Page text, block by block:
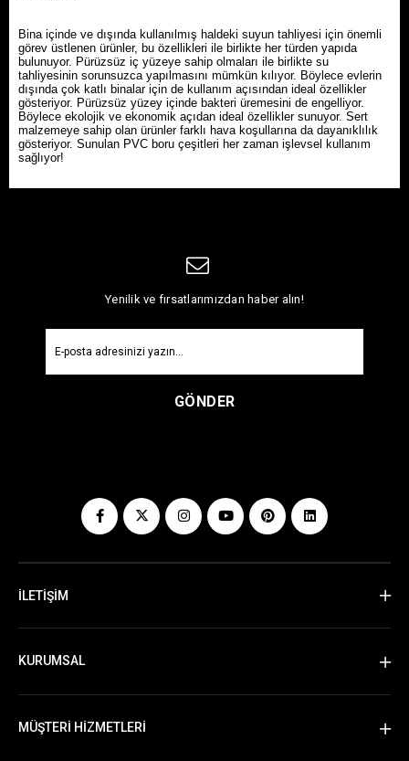
Bina içinde ve dışında kullanılmış haldeki suyun tahliyesi için önemli
görev üstlenen ürünler, bu özellikleri ile birlikte her türden yapıda
bulunuyor. Pürüzsüz iç yüzeye sahip olmaları ile birlikte su
tahliyesinin sorunsuzca yapılmasını mümkün kılıyor. Böylece evlerin
dışında çok katlı binalar için de kullanım açısından ideal özellikler
gösteriyor. Pürüzsüz yüzey içinde bakteri üremesini de engelliyor.
Böylece ekolojik ve ekonomik açıdan ideal özellikler sunuyor. Sert
malzemeye sahip olan ürünler farklı hava koşullarına da dayanıklılık
gösteriyor. Sunulan PVC boru çeşitleri her zaman işlevsel kullanım
sağlıyor!
Yenilik ve fırsatlarımızdan haber alın!
GÖNDER
İLETİŞİM
KURUMSAL
MÜŞTERİ HİZMETLERİ